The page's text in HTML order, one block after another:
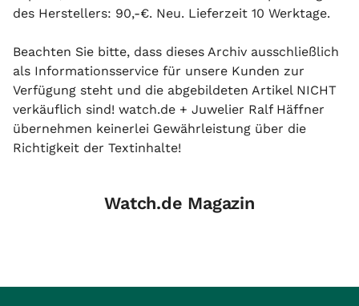
des Herstellers: 90,-€. Neu. Lieferzeit 10 Werktage.
Beachten Sie bitte, dass dieses Archiv ausschließlich
als Informationsservice für unsere Kunden zur
Verfügung steht und die abgebildeten Artikel NICHT
verkäuflich sind! watch.de + Juwelier Ralf Häffner
übernehmen keinerlei Gewährleistung über die
Richtigkeit der Textinhalte!
Watch.de Magazin